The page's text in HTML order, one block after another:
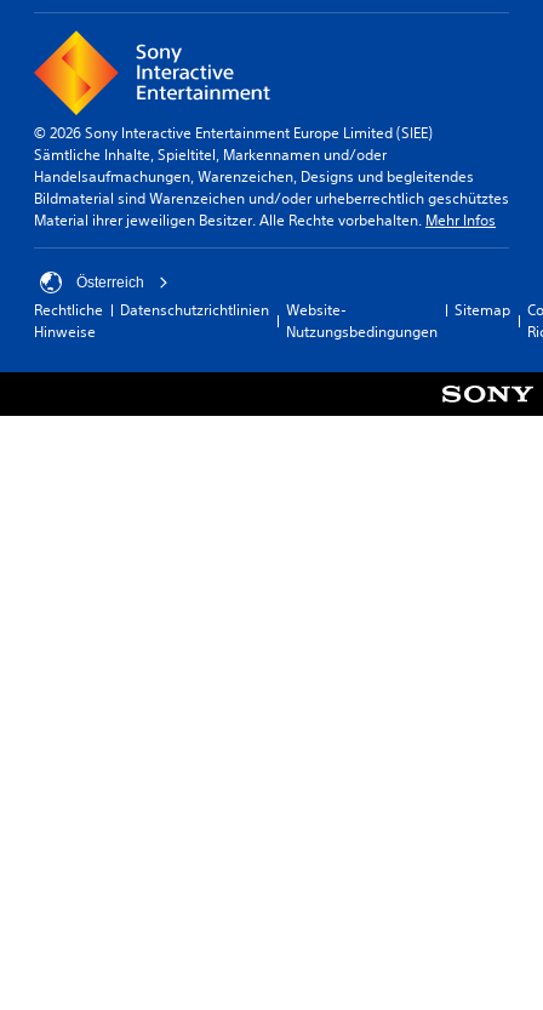
© 2026 Sony Interactive Entertainment Europe Limited (SIEE)
Sämtliche Inhalte, Spieltitel, Markennamen und/oder
Handelsaufmachungen, Warenzeichen, Designs und begleitendes
Bildmaterial sind Warenzeichen und/oder urheberrechtlich geschütztes
Material ihrer jeweiligen Besitzer. Alle Rechte vorbehalten. Mehr Infos
Österreich
Rechtliche
Hinweise
Datenschutzrichtlinien
Website-
Nutzungsbedingungen
Sitemap